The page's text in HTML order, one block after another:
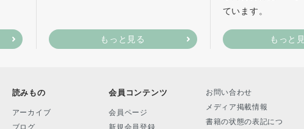
もっと見る
ています。
もっと
読みもの
アーカイブ
ブログ
会員コンテンツ
会員ページ
新規会員登録
お問い合わせ
メディア掲載情報
書籍の状態の表記につ